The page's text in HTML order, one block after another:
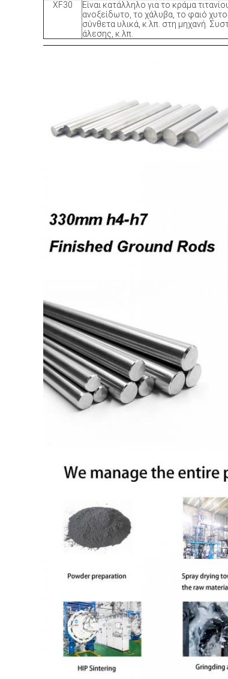
XF30
Είναι κατάλληλο για το κράμα
ανοξείδωτο, το χάλυβα, το φαιό
σύνθετα υλικά, κ.λπ. στη μηχανή.
άλεσης, κ.λπ.